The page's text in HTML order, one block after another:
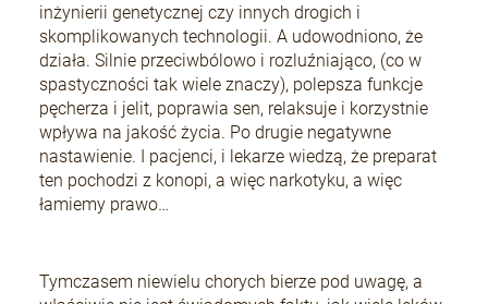
inżynierii genetycznej czy innych drogich i
skomplikowanych technologii. A udowodniono, że
działa. Silnie przeciwbólowo i rozluźniająco, (co w
spastyczności tak wiele znaczy), polepsza funkcje
pęcherza i jelit, poprawia sen, relaksuje i korzystnie
wpływa na jakość życia. Po drugie negatywne
nastawienie. I pacjenci, i lekarze wiedzą, że preparat
ten pochodzi z konopi, a więc narkotyku, a więc
łamiemy prawo…
Tymczasem niewielu chorych bierze pod uwagę, a